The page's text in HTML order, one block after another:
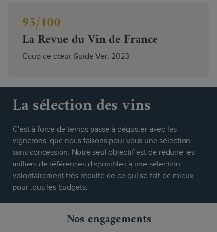
95/100
La Revue du Vin de France
Coup de cœur Guide Vert 2023
La sélection des vins
C'est à force de temps passé à déguster avec les
vignerons, que nous faisons pour vous une sélection
sans concession. Notre seul objectif est de réduire les
milliers de références disponibles à une sélection
volontairement très réduite de ce qui se fait de mieux
pour tous les budgets.
Nos engagements